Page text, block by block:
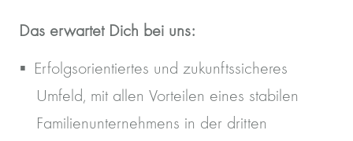
Das erwartet Dich bei uns:
Erfolgsorientiertes und zukunftssicheres
Umfeld, mit allen Vorteilen eines stabilen
Familienunternehmens in der dritten